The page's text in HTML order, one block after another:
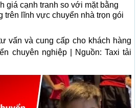
giá cạnh tranh so với mặt bằng
trên lĩnh vực chuyển nhà trọn gói
vấn và cung cấp cho khách hàng
chuyên nghiệp | Nguồn: Taxi tải